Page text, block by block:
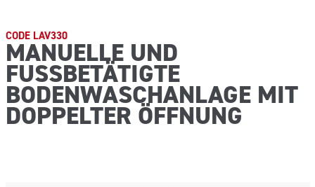
CODE LAV330
MANUELLE UND
FUSSBETÄTIGTE
BODENWASCHANLAGE MIT
DOPPELTER ÖFFNUNG